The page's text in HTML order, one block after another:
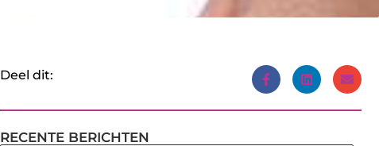
Deel dit:
RECENTE BERICHTEN